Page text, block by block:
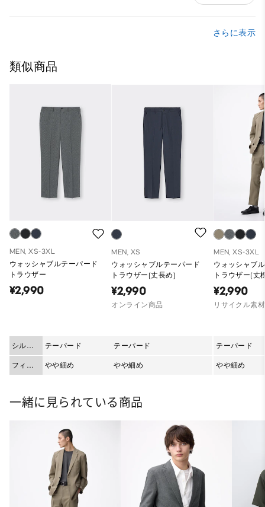
さらに表示
類似商品
MEN, XS-3XL
ウォッシャブルテーパード
トラウザー
¥2,990
シルエ
ット
テーパード
フィッ
ト
やや細め
MEN, XS
ウォッシャブルテーパード
トラウザー(丈長め)
¥2,990
オンライン商品
テーパード
やや細め
MEN, XS-3XL
ウォッシャブ
トラウザー(丈
74.0cm)
¥2,990
リサイクル素材
テーパード
やや細め
一緒に見られている商品